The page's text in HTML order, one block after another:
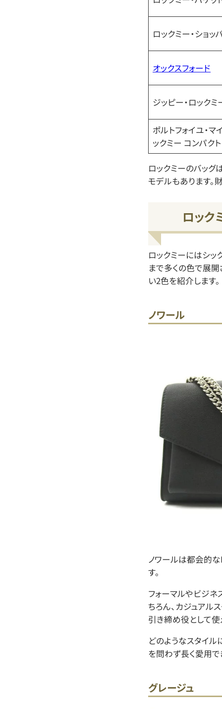
ロックミー・ショッ
オックスフォード
ジッピー・ロックミ
ポルトフォイユ・マ
ックミー コンパクト
ロックミーのバッ
モデルもあります。
ロック
ロックミーにはシ
まで多くの色で展
い2色を紹介します。
ノワール
ノワールは都会的
す。
フォーマルやビジ
ちろん、カジュアル
引き締め役として使
どのようなスタイ
を問わず長く愛用で
グレージュ